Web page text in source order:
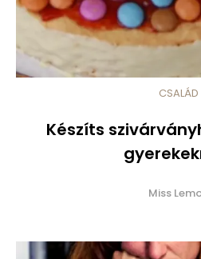
CSALÁD
Készíts
Miss